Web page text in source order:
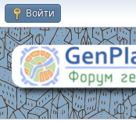
Войти